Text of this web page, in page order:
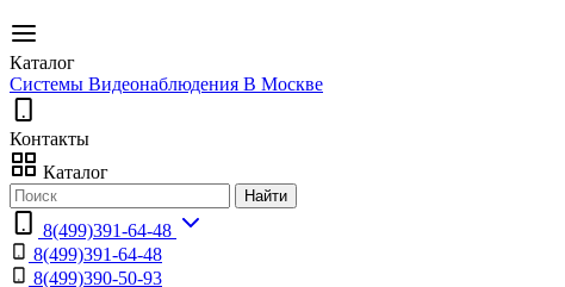
Каталог
Системы Видеонаблюдения В Москве
Контакты
Каталог
Найти
8(499)391-64-48
8(499)391-64-48
8(499)390-50-93